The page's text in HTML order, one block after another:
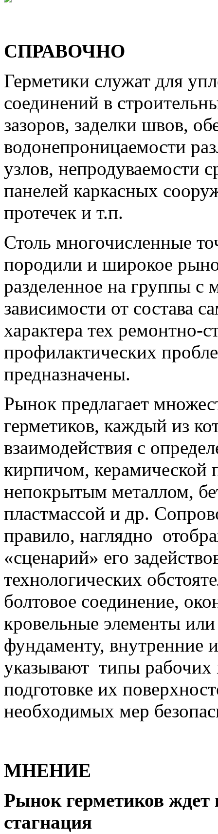
СПРАВОЧНО
Герметики служат для
соединений в
зазоров, заделки швов,
водонепроницаемости
узлов, непродуваемости
панелей каркасных
протечек и т.п.
Столь многочисленные
породили и широкое
разделенное на группы с
зависимости от состава
характера тех ремонтно-
профилактических
предназначены.
Рынок предлагает
герметиков, каждый из
взаимодействия с
кирпичом,
непокрытым металлом,
пластмассой и др.
правило, наглядно
«сценарий» его
технологических
болтовое соединение,
кровельные элементы
фундаменту, внутренние
указывают типы рабочих
подготовке их
необходимых мер
МНЕНИЕ
Рынок герметиков
стагнация